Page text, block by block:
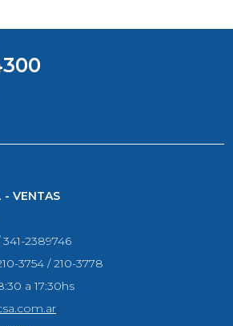
- VENTAS
2389746
3754 / 210-3778
a 17:30hs